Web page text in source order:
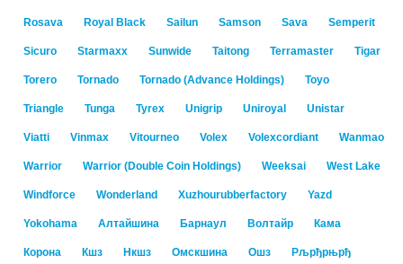
Rosava Royal Black Sailun Samson Sava Semperit
Sicuro Starmaxx Sunwide Taitong Terramaster Tigar
Torero Tornado Tornado (Advance Holdings) Toyo
Triangle Tunga Tyrex Unigrip Uniroyal Unistar
Viatti Vinmax Vitourneo Volex Volexcordiant Wanmao
Warrior Warrior (Double Coin Holdings) Weeksai West Lake
Windforce Wonderland Xuzhourubberfactory Yazd
Yokohama Алтайшина Барнаул Волтайр Кама
Корона Кшз Нкшз Омскшина Ошз Рљрђрњрђ